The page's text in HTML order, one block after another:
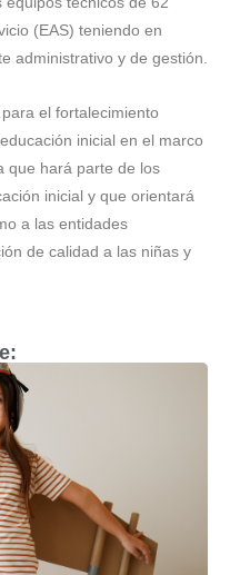
(EAS) teniendo en
administrativo y de gestión.
el fortalecimiento
inicial en el marco
que hará parte de los
inicial y que orientará
a las entidades
de calidad a las niñas y